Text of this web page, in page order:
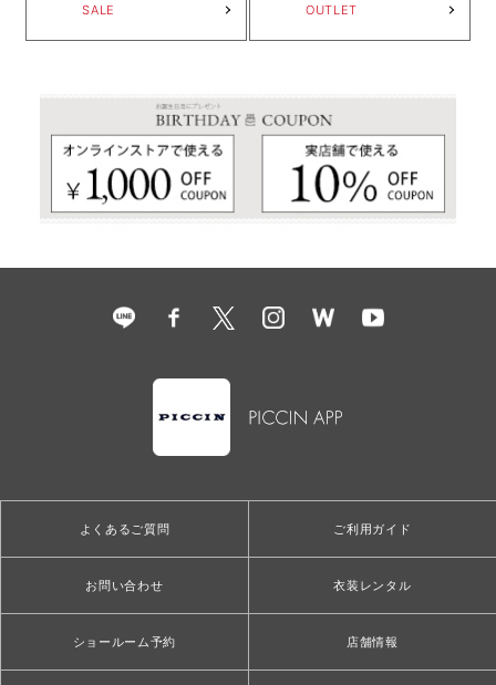
SALE OUTLET
よくあるご質問 ご利用ガイド
お問い合わせ 衣装レンタル
ショールーム予約 店舗情報